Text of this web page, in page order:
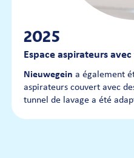
2025
Espace aspirateurs
Nieuwegein a également
aspirateurs couvert avec
tunnel de lavage a été